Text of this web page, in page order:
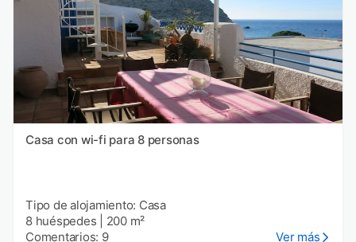
Casa con wi-fi para 8 personas
Tipo de alojamiento: Casa
8 huéspedes
200 m²
Comentarios: 9
Ver más